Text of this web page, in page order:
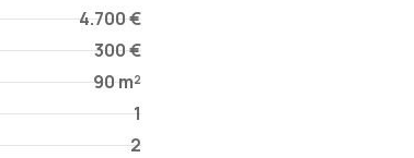
4.700 €
300 €
90 m²
1
2